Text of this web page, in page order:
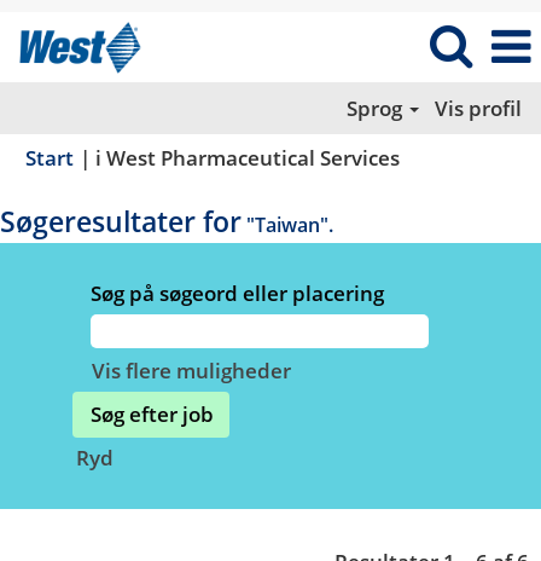
Sprog
Vis profil
Start | i West Pharmaceutical Services(aktuel
Søgeresultater for "Taiwan".
Søg på søgeord eller placering
Vis flere muligheder
Ryd